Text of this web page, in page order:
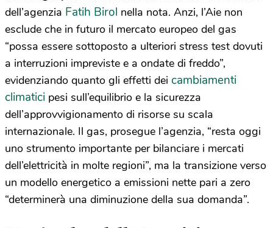
dell’agenzia Fatih Birol nella nota. Anzi, l’Aie non
esclude che in futuro il mercato europeo del gas
“possa essere sottoposto a ulteriori stress test dovuti
a interruzioni impreviste e a ondate di freddo”,
evidenziando quanto gli effetti dei cambiamenti
climatici pesi sull’equilibrio e la sicurezza
dell’approvvigionamento di risorse su scala
internazionale. Il gas, prosegue l’agenzia, “resta oggi
uno strumento importante per bilanciare i mercati
dell’elettricità in molte regioni”, ma la transizione verso
un modello energetico a emissioni nette pari a zero
“determinerà una diminuzione della sua domanda”.